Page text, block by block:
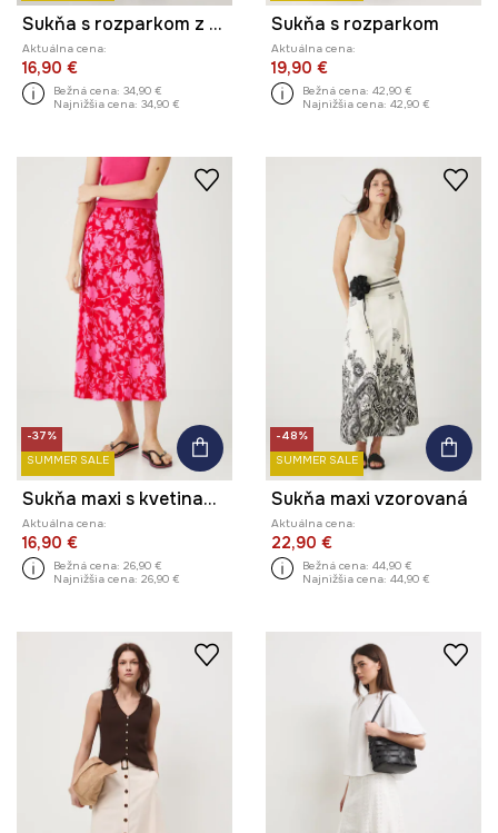
Sukňa s rozparkom z viskózy
Aktuálna cena:
16,90 €
Bežná cena: 34,90 €
Najnižšia cena: 34,90 €
Sukňa s rozparkom
Aktuálna cena:
19,90 €
Bežná cena: 42,90 €
Najnižšia cena: 42,90 €
-37%
SUMMER SALE
Sukňa maxi s kvetinami červená farba
Aktuálna cena:
16,90 €
Bežná cena: 26,90 €
Najnižšia cena: 26,90 €
-48%
SUMMER SALE
Sukňa maxi vzorovaná
Aktuálna cena:
22,90 €
Bežná cena: 44,90 €
Najnižšia cena: 44,90 €